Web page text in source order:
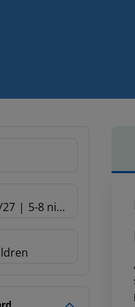
5-8 nights